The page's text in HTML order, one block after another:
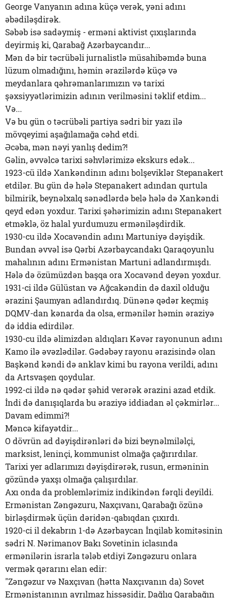
George Vanyanın adına küçə verək, yəni adını
əbədiləşdirək.
Səbəb isə sadəymiş - erməni aktivist çıxışlarında
deyirmiş ki, Qarabağ Azərbaycandır...
Mən də bir təcrübəli jurnalistlə müsahibəmdə buna
lüzum olmadığını, həmin ərazilərdə küçə və
meydanlara qəhrəmanlarımızın və tarixi
şəxsiyyətlərimizin adının verilməsini təklif etdim...
Və...
Və bu gün o təcrübəli partiya sədri bir yazı ilə
mövqeyimi aşağılamağa cəhd etdi.
Əcəba, mən nəyi yanlış dedim?!
Gəlin, əvvəlcə tarixi səhvlərimizə ekskurs edək...
1923-cü ildə Xankəndinın adını bolşeviklər Stepanakert
etdilər. Bu gün də hələ Stepanakert adından qurtula
bilmirik, beynəlxalq sənədlərdə belə hələ də Xankəndi
qeyd edən yoxdur. Tarixi şəhərimizin adını Stepanakert
etməklə, öz halal yurdumuzu erməniləşdirdik.
1930-cu ildə Xocavəndin adını Martuniyə dəyişdik.
Bundan əvvəl isə Qərbi Azərbaycandakı Qaraqoyunlu
mahalının adını Ermənistan Martuni adlandırmışdı.
Hələ də özümüzdən başqa ora Xocavənd deyən yoxdur.
1931-ci ildə Gülüstan və Ağcakəndin də daxil olduğu
ərazini Şaumyan adlandırdıq. Dünənə qədər keçmiş
DQMV-dan kənarda da olsa, ermənilər həmin əraziyə
də iddia edirdilər.
1930-cu ildə əlimizdən aldıqları Kəvər rayonunun adını
Kamo ilə əvəzlədilər. Gədəbəy rayonu ərazisində olan
Başkənd kəndi də anklav kimi bu rayona verildi, adını
da Artsvaşen qoydular.
1992-ci ildə nə qədər şəhid verərək ərazini azad etdik.
İndi də danışıqlarda bu əraziyə iddiadan əl çəkmirlər...
Davam edimmi?!
Məncə kifayətdir...
O dövrün ad dəyişdirənləri də bizi beynəlmiləlçi,
marksist, leninçi, kommunist olmağa çağırırdılar.
Tarixi yer adlarımızı dəyişdirərək, rusun, erməninin
gözündə yaxşı olmağa çalışırdılar.
Axı onda da problemlərimiz indikindən fərqli deyildi.
Ermənistan Zəngəzuru, Naxçıvanı, Qarabağı özünə
birləşdirmək üçün dəridən-qabıqdan çıxırdı.
1920-ci il dekabrın 1-də Azərbaycan İnqilab komitəsinin
sədri N. Nərimanov Bakı Sovetinin iclasında
ermənilərin israrla tələb etdiyi Zəngəzuru onlara
vermək qərarını elan edir:
"Zəngəzur və Naxçıvan (hətta Naxçıvanın da) Sovet
Ermənistanının ayrılmaz hissəsidir, Dağlıq Qarabağın